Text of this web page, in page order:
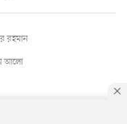
আলো
রহমান